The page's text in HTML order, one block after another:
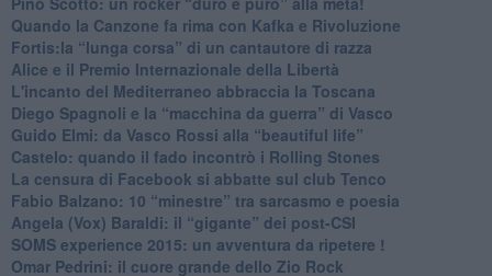
​Quando la Canzone fa rima con Kafka e Rivoluzione
​Fortis:la “lunga corsa” di un cantautore di razza
Alice e il Premio Internazionale della Libertà
​L'incanto del Mediterraneo abbraccia la Toscana
​Diego Spagnoli e la “macchina da guerra” di Vasco
​Guido Elmi: da Vasco Rossi alla “beautiful life”
​Castelo: quando il fado incontrò i Rolling Stones
La censura di Facebook si abbatte sul club Tenco
Fabio Balzano: 10 “minestre” tra sarcasmo e poesia
Angela (Vox) Baraldi: il “gigante” dei post-CSI
​SOMS experience 2015: un avventura da ripetere !
Omar Pedrini: il cuore grande dello Zio Rock